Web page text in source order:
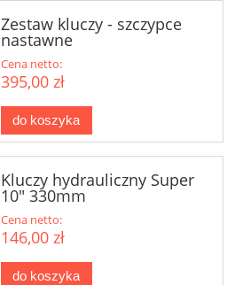
Zestaw kluczy - szczypce
nastawne
Cena netto:
395,00 zł
do koszyka
Kluczy hydrauliczny Super
10" 330mm
Cena netto:
146,00 zł
do koszyka